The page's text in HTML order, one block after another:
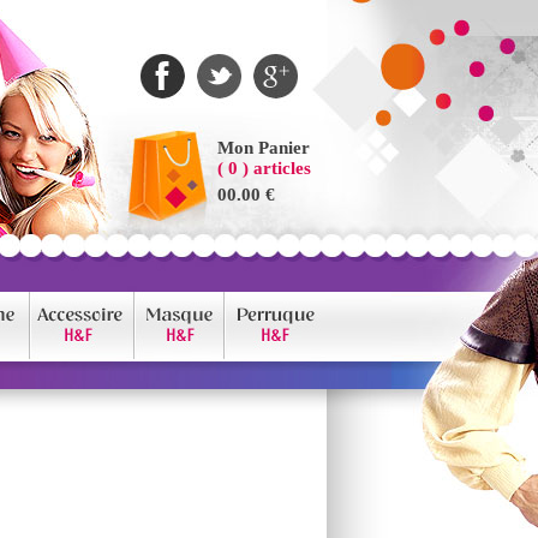
Mon Panier
( 0 ) articles
00.00 €